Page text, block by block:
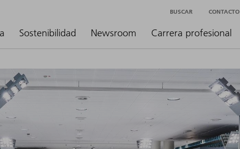
Sostenibilidad Newsroom Carrera profesional
BUSCAR CONTACTO